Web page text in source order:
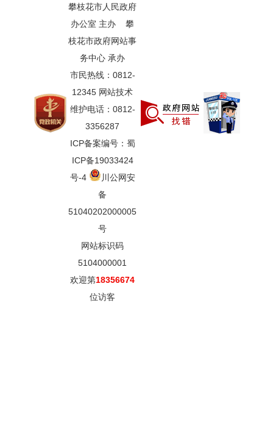
攀枝花市人民政府
办公室 主办 攀
枝花市政府网站事
务中心 承办
市民热线：0812-
12345 网站技术
维护电话：0812-
3356287
ICP备案编号：蜀
ICP备19033424
号-4
川公网安
备
51040202000005
号
网站标识码
5104000001
欢迎第18356674
位访客